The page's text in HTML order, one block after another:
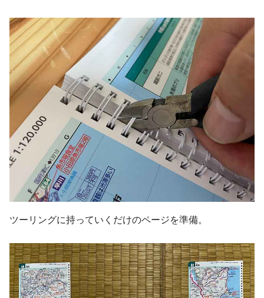
ツーリングに持っていくだけのページを準備。